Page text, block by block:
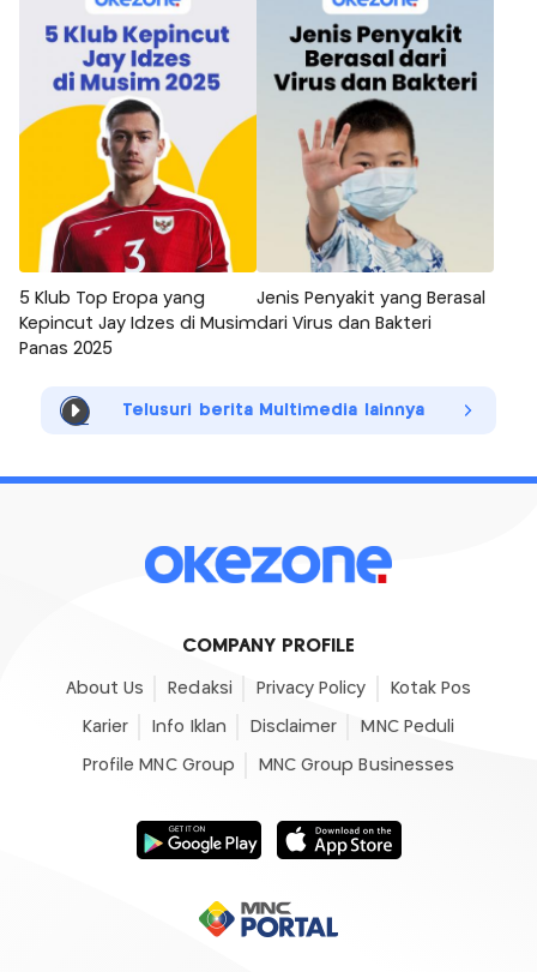
5 Klub Top Eropa yang
Kepincut Jay Idzes di Musim
Panas 2025
Jenis Penyakit yang Berasal
dari Virus dan Bakteri
Telusuri berita Multimedia lainnya
COMPANY PROFILE
About Us Redaksi Privacy Policy Kotak Pos
Karier Info Iklan Disclaimer MNC Peduli
Profile MNC Group MNC Group Businesses